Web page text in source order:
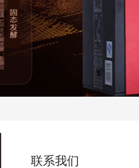
联系我们